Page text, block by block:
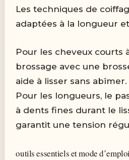
Les techniques de
adaptées à la longueur
Pour les cheveux courts
brossage avec une
aide à lisser sans abîmer.
Pour les longueurs, le
à dents fines durant le
garantit une tension
outils essentiels et mode d’emploi